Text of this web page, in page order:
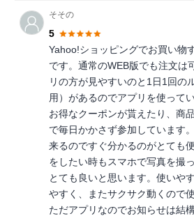
そその
5
Yahoo!ショッピングでお買い物
です。通常のWEB版でも注文は
リの方が見やすいのと1日1回の
用）があるのでアプリを使って
お得なクーポンが貰えたり、商
で毎日かかさず参加しています
来るのですぐ分かるのがとても
をしたい時もスマホで写真を撮
とても良いと思います。使いや
やすく、またサクサク動くので
ただアプリなのでお知らせは結